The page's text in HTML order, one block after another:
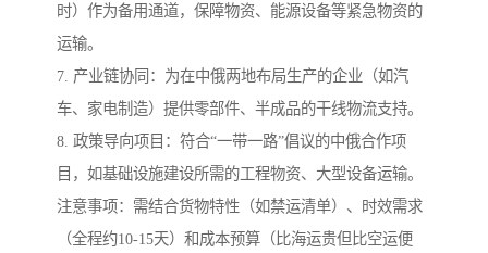
时）作为备用通道，保障物资、能源设备等紧急物资的
运输。
7. 产业链协同：为在中俄两地布局生产的企业（如汽
车、家电制造）提供零部件、半成品的干线物流支持。
8. 政策导向项目：符合“一带一路”倡议的中俄合作项
目，如基础设施建设所需的工程物资、大型设备运输。
注意事项：需结合货物特性（如禁运清单）、时效需求
（全程约10-15天）和成本预算（比海运贵但比空运便